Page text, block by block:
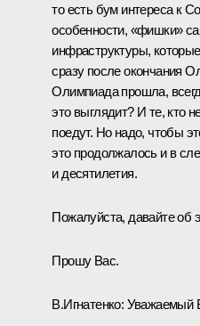
то есть бум интереса к
особенности, «фишки»
инфраструктуры,
сразу после окончания
Олимпиада прошла,
это выглядит? И те, кто
поедут. Но надо, чтобы
это продолжалось и в
и десятилетия.
Пожалуйста, давайте об
Прошу Вас.
В.Игнатенко: Уважаемый